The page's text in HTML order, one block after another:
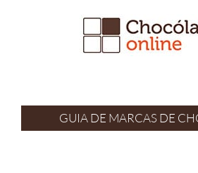
GUIA DE MARCAS DE